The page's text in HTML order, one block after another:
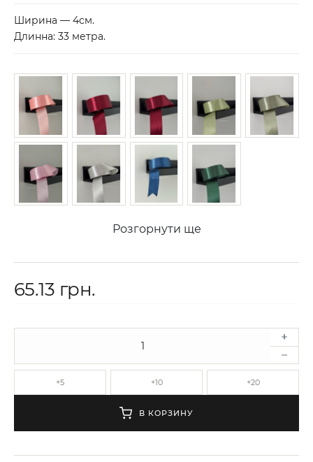
Ширина — 4см.
Длинна: 33 метра.
Розгорнути ще
65.13 грн.
+5 +10 +20
В КОРЗИНУ